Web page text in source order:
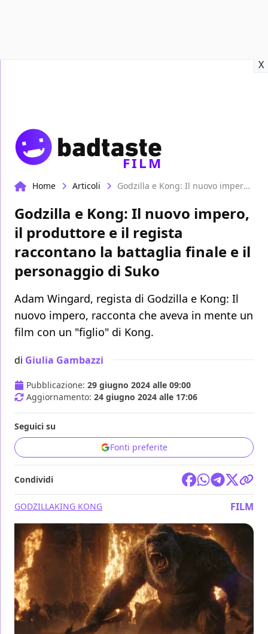
X
FILM
Home Articoli Godzilla e Kong: Il nuovo impero, il produttore e il regista raccontano la battaglia finale e il personaggio di Suko
Godzilla e Kong: Il nuovo impero,
il produttore e il regista
raccontano la battaglia finale e il
personaggio di Suko
Adam Wingard, regista di Godzilla e Kong: Il
nuovo impero, racconta che aveva in mente un
film con un "figlio" di Kong.
di Giulia Gambazzi
Pubblicazione: 29 giugno 2024 alle 09:00
Aggiornamento: 24 giugno 2024 alle 17:06
Seguici su
Fonti preferite
Condividi
GODZILLAKING KONG FILM